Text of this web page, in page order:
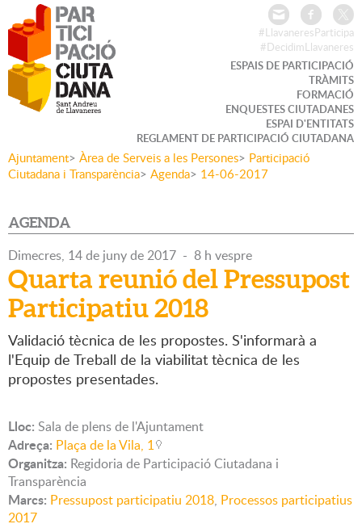
#LlavaneresParticipa
#DecidimLlavaneres
ESPAIS DE PARTICIPACIÓ
TRÀMITS
FORMACIÓ
ENQUESTES CIUTADANES
ESPAI D'ENTITATS
REGLAMENT DE PARTICIPACIÓ CIUTADANA
Ajuntament> Àrea de Serveis a les Persones> Participació
Ciutadana i Transparència> Agenda> 14-06-2017
AGENDA
Dimecres, 14de junyde 2017 - 8 h vespre
Quarta reunió del Pressupost
Participatiu 2018
Validació tècnica de les propostes. S'informarà a
l'Equip de Treball de la viabilitat tècnica de les
propostes presentades.
Lloc: Sala de plens de l'Ajuntament
Adreça: Plaça de la Vila, 1
Organitza: Regidoria de Participació Ciutadana i
Transparència
Marcs: Pressupost participatiu 2018, Processos participatius
2017